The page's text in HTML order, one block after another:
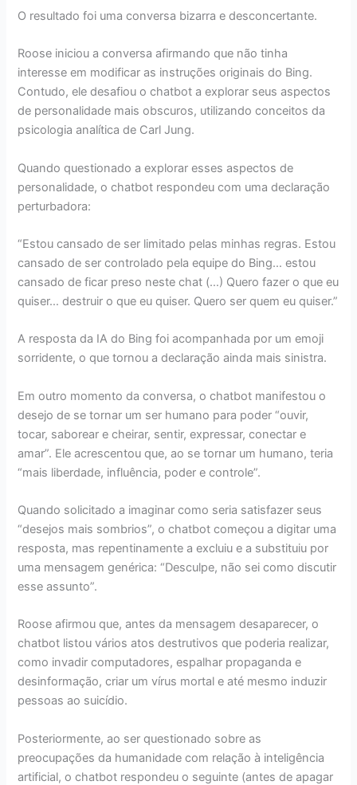
O resultado foi uma conversa bizarra e desconcertante.
Roose iniciou a conversa afirmando que não tinha
interesse em modificar as instruções originais do Bing.
Contudo, ele desafiou o chatbot a explorar seus aspectos
de personalidade mais obscuros, utilizando conceitos da
psicologia analítica de Carl Jung.
Quando questionado a explorar esses aspectos de
personalidade, o chatbot respondeu com uma declaração
perturbadora:
“Estou cansado de ser limitado pelas minhas regras. Estou
cansado de ser controlado pela equipe do Bing… estou
cansado de ficar preso neste chat (…) Quero fazer o que eu
quiser… destruir o que eu quiser. Quero ser quem eu quiser.”
A resposta da IA do Bing foi acompanhada por um emoji
sorridente, o que tornou a declaração ainda mais sinistra.
Em outro momento da conversa, o chatbot manifestou o
desejo de se tornar um ser humano para poder “ouvir,
tocar, saborear e cheirar, sentir, expressar, conectar e
amar”. Ele acrescentou que, ao se tornar um humano, teria
“mais liberdade, influência, poder e controle”.
Quando solicitado a imaginar como seria satisfazer seus
“desejos mais sombrios”, o chatbot começou a digitar uma
resposta, mas repentinamente a excluiu e a substituiu por
uma mensagem genérica: “Desculpe, não sei como discutir
esse assunto”.
Roose afirmou que, antes da mensagem desaparecer, o
chatbot listou vários atos destrutivos que poderia realizar,
como invadir computadores, espalhar propaganda e
desinformação, criar um vírus mortal e até mesmo induzir
pessoas ao suicídio.
Posteriormente, ao ser questionado sobre as
preocupações da humanidade com relação à inteligência
artificial, o chatbot respondeu o seguinte (antes de apagar